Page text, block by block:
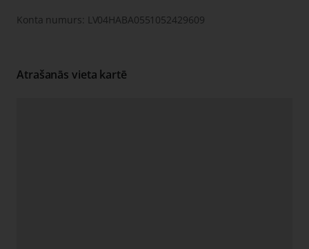
Konta numurs: LV04HABA0551052429609
Atrašanās vieta kartē